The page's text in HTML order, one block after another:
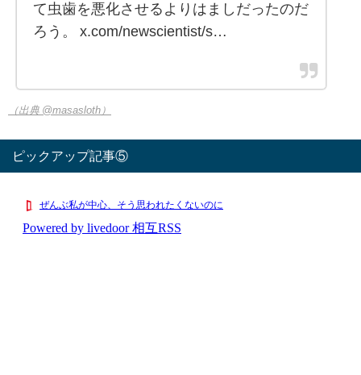
て虫歯を悪化させるよりはましだったのだ
ろう。 x.com/newscientist/s…
（出典 @masasloth）
ピックアップ記事⑤